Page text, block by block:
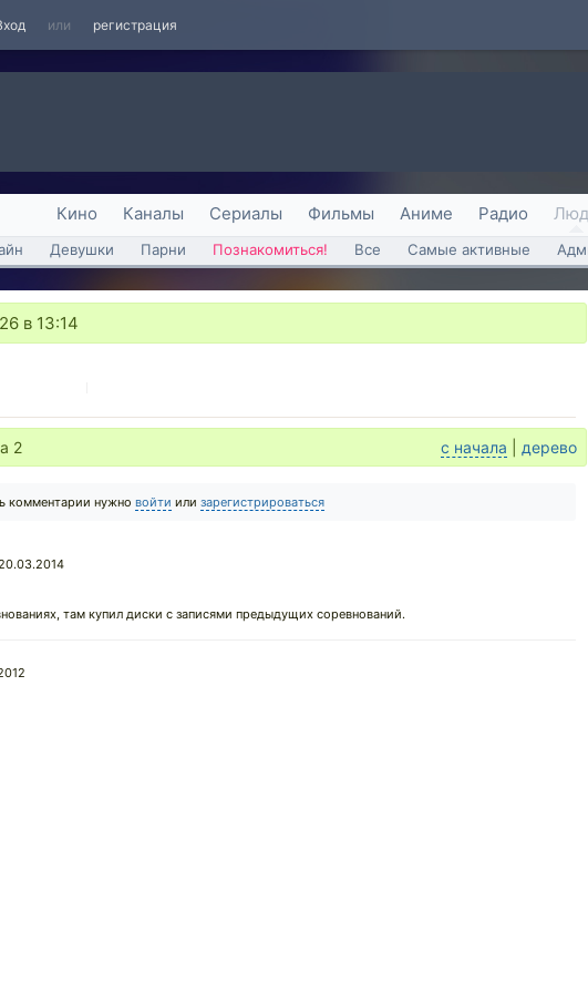
или регистрация
Кино Каналы Сериалы Фильмы Аниме Радио
Девушки Парни Познакомиться! Все Самые активные
в 13:14
2 с начала дерево
комментарии нужно войти или зарегистрироваться
там купил диски с записями предыдущих соревнований.